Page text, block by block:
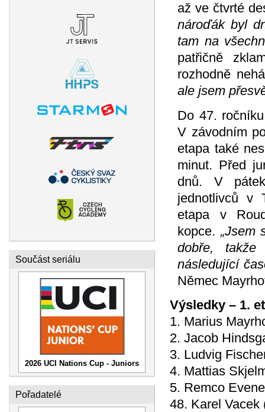
Součást seriálu
2026 UCI Nations Cup - Juniors
Pořadatelé
až ve čtvrté
nároďák byl
tam na
patřičně
rozhodně
ale jsem
Do 47.
V závodním
etapa také
minut. Před
dnů. V
jednotlivců v
etapa v
kopce. „Jsem
dobře,
následující
Němec
Výsledky – 1.
1. Marius
2. Jacob
3. Ludvig
4. Mattias
5. Remco
48. Karel Vacek